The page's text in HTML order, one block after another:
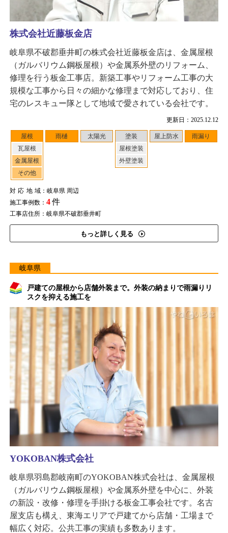
更新日：2025.12.12
屋根
瓦屋根
金属屋根
その他
雨樋 太陽光
塗装
屋根塗装
外壁塗装
屋上防水 雨漏り
対応地域：岐阜県 周辺
施工事例数： 4件
工事店住所：岐阜県不破郡垂井町
もっと詳しく見る
株式会社近藤板金店
岐阜県不破郡垂井町の株式会社近藤板金店は、金属屋根
（ガルバリウム鋼板屋根）や金属系外壁のリフォーム、
修理を行う板金工事店。新築工事やリフォーム工事の大
規模な工事から日々の細かな修理まで対応しており、住
宅のレスキュー隊として地域で愛されている会社です。
岐阜県
戸建ての屋根から店舗外装まで。外装の納まりで雨漏りリ
スクを抑える施工を
YOKOBAN株式会社
岐阜県羽島郡岐南町のYOKOBAN株式会社は、金属屋根
（ガルバリウム鋼板屋根）や金属系外壁を中心に、外装
の新設・改修・修理を手掛ける板金工事会社です。名古
屋支店も構え、東海エリアで戸建てから店舗・工場まで
幅広く対応。公共工事の実績も多数あります。